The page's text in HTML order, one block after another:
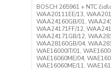
BOSCH 265961 + NTC
WAA20111EE/13,
WAA24160GB/01,
WAA24171FF/12,
WAA24171GB/12,
WAA28160GB/04,
WAE16000IT/01,
WAE16060ME/04,
WAE16060ME/11,